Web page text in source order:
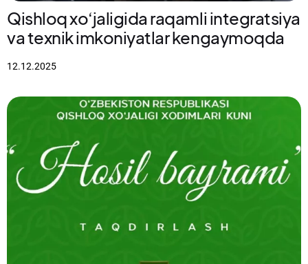
Qishloq xo‘jaligida raqamli integratsiya
va texnik imkoniyatlar kengaymoqda
12.12.2025